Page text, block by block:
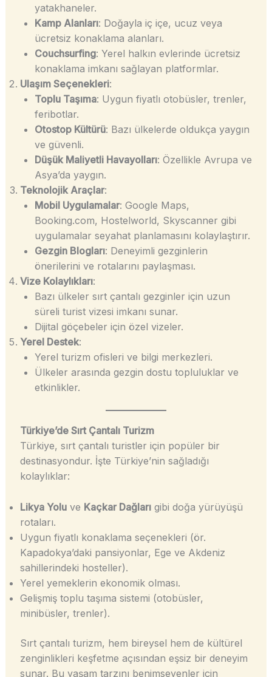
yatakhaneler.
Kamp Alanları: Doğayla iç içe, ucuz veya
ücretsiz konaklama alanları.
Couchsurfing: Yerel halkın evlerinde ücretsiz
konaklama imkanı sağlayan platformlar.
Ulaşım Seçenekleri:
Toplu Taşıma: Uygun fiyatlı otobüsler, trenler,
feribotlar.
Otostop Kültürü: Bazı ülkelerde oldukça yaygın
ve güvenli.
Düşük Maliyetli Havayolları: Özellikle Avrupa ve
Asya’da yaygın.
Teknolojik Araçlar:
Mobil Uygulamalar: Google Maps,
Booking.com, Hostelworld, Skyscanner gibi
uygulamalar seyahat planlamasını kolaylaştırır.
Gezgin Blogları: Deneyimli gezginlerin
önerilerini ve rotalarını paylaşması.
Vize Kolaylıkları:
Bazı ülkeler sırt çantalı gezginler için uzun
süreli turist vizesi imkanı sunar.
Dijital göçebeler için özel vizeler.
Yerel Destek:
Yerel turizm ofisleri ve bilgi merkezleri.
Ülkeler arasında gezgin dostu topluluklar ve
etkinlikler.
Türkiye’de Sırt Çantalı Turizm
Türkiye, sırt çantalı turistler için popüler bir
destinasyondur. İşte Türkiye’nin sağladığı
kolaylıklar:
Likya Yoluve Kaçkar Dağlarıgibi doğa yürüyüşü
rotaları.
Uygun fiyatlı konaklama seçenekleri (ör.
Kapadokya’daki pansiyonlar, Ege ve Akdeniz
sahillerindeki hosteller).
Yerel yemeklerin ekonomik olması.
Gelişmiş toplu taşıma sistemi (otobüsler,
minibüsler, trenler).
Sırt çantalı turizm, hem bireysel hem de kültürel
zenginlikleri keşfetme açısından eşsiz bir deneyim
sunar. Bu yaşam tarzını benimseyenler için